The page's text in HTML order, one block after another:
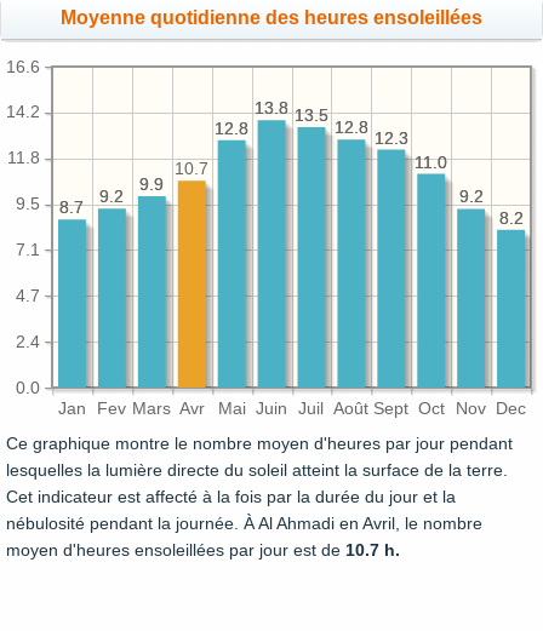
Moyenne quotidienne des heures ensoleillées
Jan Fev Mars Avr Mai Juin Juil Août Sept Oct Nov Dec
0.0
2.4
4.7
7.1
9.5
11.8
14.2
16.6
8.2
9.2
11.0
12.3
12.8
13.5
13.8
12.8
9.9
9.2
8.7
8.2
9.2
11.0
12.3
12.8
13.5
13.8
12.8
10.7
9.9
9.2
8.7
Ce graphique montre le nombre moyen d'heures par jour pendant
lesquelles la lumière directe du soleil atteint la surface de la terre.
Cet indicateur est affecté à la fois par la durée du jour et la
nébulosité pendant la journée. À Al Ahmadi en Avril, le nombre
moyen d'heures ensoleillées par jour est de 10.7 h.